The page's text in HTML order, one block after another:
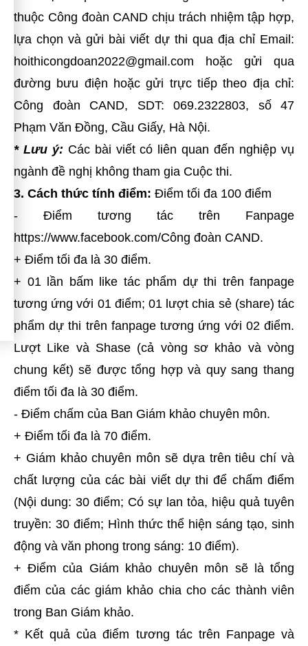
thuộc Công đoàn CAND chịu trách nhiệm tập hợp,
lựa chọn và gửi bài viết dự thi qua địa chỉ Email:
hoithicongdoan2022@gmail.com hoặc gửi qua
đường bưu điện hoặc gửi trực tiếp theo địa chỉ:
Công đoàn CAND, SDT: 069.2322803, số 47
Phạm Văn Đồng, Cầu Giấy, Hà Nội.
* Lưu ý: Các bài viết có liên quan đến nghiệp vụ
ngành đề nghị không tham gia Cuộc thi.
3. Cách thức tính điểm: Điểm tối đa 100 điểm
- Điểm tương tác trên Fanpage
https://www.facebook.com/Công đoàn CAND.
+ Điểm tối đa là 30 điểm.
+ 01 lần bấm like tác phẩm dự thi trên fanpage
tương ứng với 01 điểm; 01 lượt chia sẻ (share) tác
phẩm dự thi trên fanpage tương ứng với 02 điểm.
Lượt Like và Shase (cả vòng sơ khảo và vòng
chung kết) sẽ được tổng hợp và quy sang thang
điểm tối đa là 30 điểm.
- Điểm chấm của Ban Giám khảo chuyên môn.
+ Điểm tối đa là 70 điểm.
+ Giám khảo chuyên môn sẽ dựa trên tiêu chí và
chất lượng của các bài viết dự thi để chấm điểm
(Nội dung: 30 điểm; Có sự lan tỏa, hiệu quả tuyên
truyền: 30 điểm; Hình thức thể hiện sáng tạo, sinh
động và văn phong trong sáng: 10 điểm).
+ Điểm của Giám khảo chuyên môn sẽ là tổng
điểm của các giám khảo chia cho các thành viên
trong Ban Giám khảo.
* Kết quả của điểm tương tác trên Fanpage và